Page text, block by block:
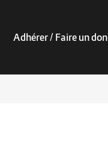
Adhérer / Faire un don